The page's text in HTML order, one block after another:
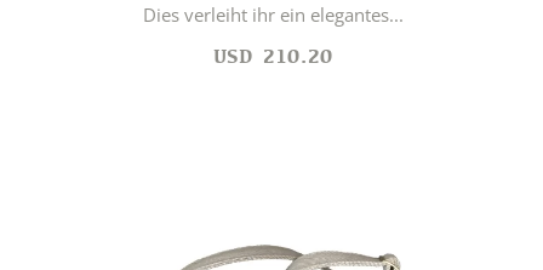
Dies verleiht ihr ein elegantes...
USD 210.20